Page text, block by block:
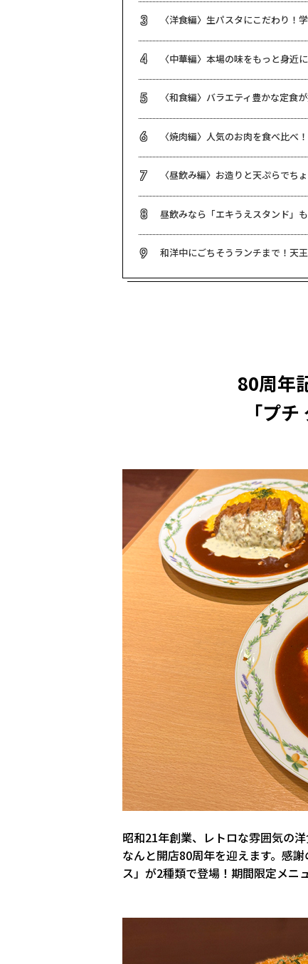
3 〈洋食編〉生パスタにこだわり！
4 〈中華編〉本場の味をもっと身近
5 〈和食編〉バラエティ豊かな定食
6 〈焼肉編〉人気のお肉を食べ比べ
7 〈昼飲み編〉お造りと天ぷらで
8 昼飲みなら「エキうえスタンド」
9 和洋中にごちそうランチまで！天
80周年
「プ
昭和21年創業、レトロな雰囲気の
なんと開店80周年を迎えます。感
ス」が2種類で登場！期間限定メニ